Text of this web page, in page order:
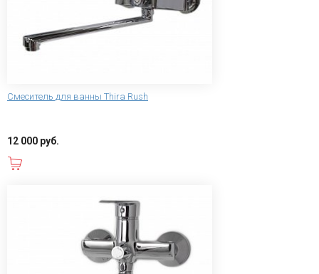
Смеситель для ванны Thira Rush
12 000 руб.